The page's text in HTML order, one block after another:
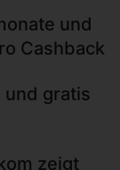
und
Cashback
und gratis
zeigt